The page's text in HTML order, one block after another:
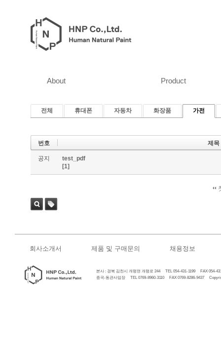
About Product
전체 휴대폰 자동차 화장품 가전
번호 제목
공지
test_pdf
[1]
회사소개서 제품 및 구매문의 채용정보
본사 : 경북 김천시 개령면 개령로 244 TEL 054-431-1199 FAX 054-
중국-동관사업장 TEL 0769-8960-3110 FAX 0769-8286-9437